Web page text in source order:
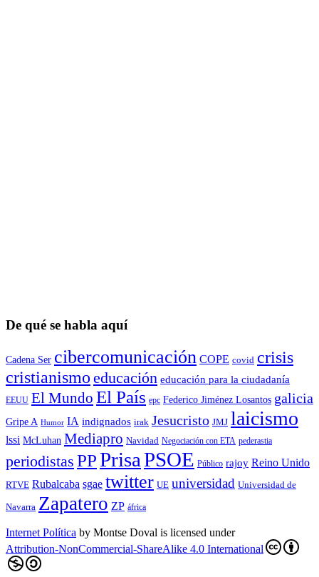
De qué se habla aquí
Cadena Ser cibercomunicación COPE covid crisis
cristianismo educación educación para la ciudadaní­a
EEUU El Mundo El País epc Federico Jiménez Losantos galicia
Gripe A Humor IA indignados irak Jesucristo JMJ laicismo
lssi McLuhan Mediapro Navidad Negociación con ETA pederastia
periodistas PPPrisaPSOE Público rajoy Reino Unido
RTVE Rubalcaba sgae twitter UE universidad Universidad de
Navarra Zapatero ZP áfrica
Internet Política by Montse Doval is licensed under
Attribution-NonCommercial-ShareAlike 4.0 International